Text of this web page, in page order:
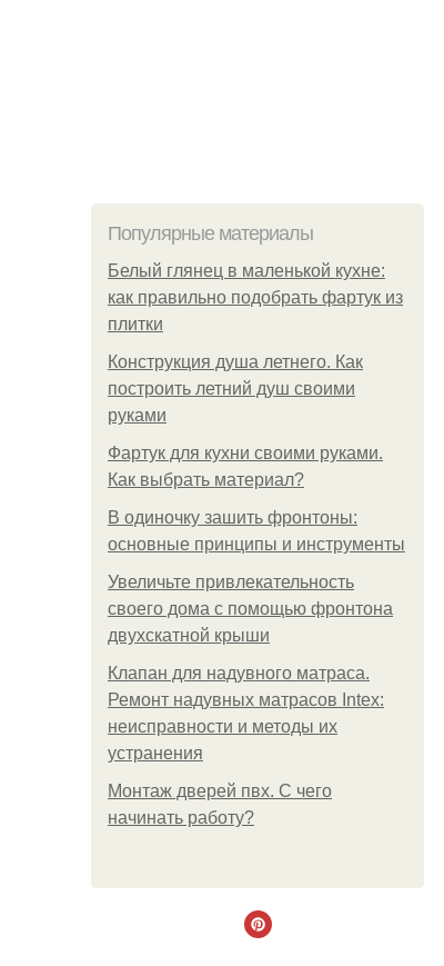
Популярные материалы
Белый глянец в маленькой кухне:
как правильно подобрать фартук из
плитки
Конструкция душа летнего. Как
построить летний душ своими
руками
Фартук для кухни своими руками.
Как выбрать материал?
В одиночку зашить фронтоны:
основные принципы и инструменты
Увеличьте привлекательность
своего дома с помощью фронтона
двухскатной крыши
Клапан для надувного матраса.
Ремонт надувных матрасов Intex:
неисправности и методы их
устранения
Монтаж дверей пвх. С чего
начинать работу?